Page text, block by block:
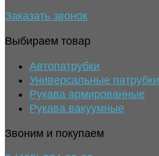
Заказать звонок
Выбираем товар
Автопатрубки
Универсальные патрубки
Рукава армированные
Рукава вакуумные
Звоним и покупаем